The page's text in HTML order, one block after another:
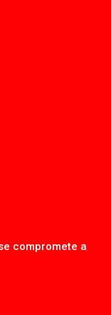
compromete a